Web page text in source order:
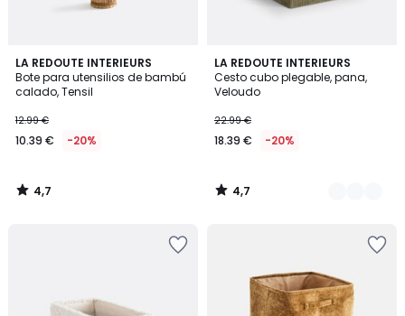
LA REDOUTE INTERIEURS
Bote para utensilios de bambú
calado, Tensil
12.99 €
10.39 € -20%
4,7
/ 5
4,7
/
LA REDOUTE INTERIEURS
Cesto cubo plegable, pana,
Veloudo
22.99 €
18.39 € -20%
4,7
/ 5
2
Colores
4,7
/